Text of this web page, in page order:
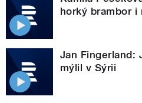
horký brambor i
Jan Fingerland:
mýlil v Sýrii